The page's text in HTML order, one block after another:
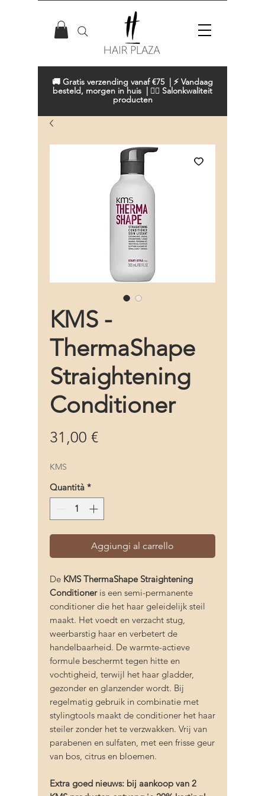
🚚 Gratis verzending vanaf €75 | ⚡ Vandaag
besteld, morgen in huis | 💇‍♀️ Salonkwaliteit
producten
KMS -
ThermaShape
Straightening
Conditioner
31,00 €Prezzo
KMS
Quantità *
Aggiungi al carrello
De KMS ThermaShape Straightening
Conditioneris een semi-permanente
conditioner die het haar geleidelijk steil
maakt. Het voedt en verzacht stug,
weerbarstig haar en verbetert de
handelbaarheid. De warmte-actieve
formule beschermt tegen hitte en
vochtigheid, terwijl het haar gladder,
gezonder en glanzender wordt. Bij
regelmatig gebruik in combinatie met
stylingtools maakt de conditioner het haar
steiler zonder het te verzwakken. Vrij van
parabenen en sulfaten, met een frisse geur
van bos, citrus en bloemen.
Extra goed nieuws: bij aankoop van 2